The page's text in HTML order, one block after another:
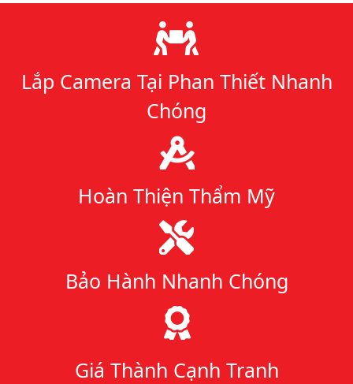
Lý do chọn chúng tôi
Lắp Camera Tại Phan Thiết Nhanh
Chóng
Hoàn Thiện Thẩm Mỹ
Bảo Hành Nhanh Chóng
Giá Thành Cạnh Tranh